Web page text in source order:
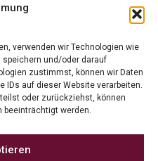
verwenden wir Technologien wie
und/oder darauf
zustimmst, können wir Daten
IDs auf dieser Website verarbeiten.
oder zurückziehst, können
beeinträchtigt werden.